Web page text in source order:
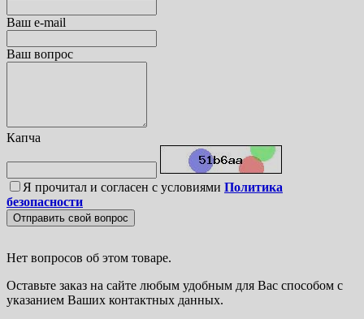
Ваш e-mail
Ваш вопрос
Капча
Я прочитал и согласен с условиями Политика
безопасности
Отправить свой вопрос
Нет вопросов об этом товаре.
Оставьте заказ на сайте любым удобным для Вас способом с
указанием Ваших контактных данных.